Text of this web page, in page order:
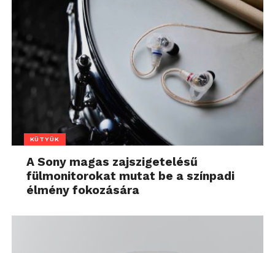
KÜTYÜK
A Sony magas zajszigetelésű
fülmonitorokat mutat be a színpadi
élmény fokozására